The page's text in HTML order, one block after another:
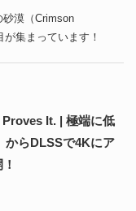
漠（Crimson
集まっています！
It. | 極端に低
からDLSSで4Kにア